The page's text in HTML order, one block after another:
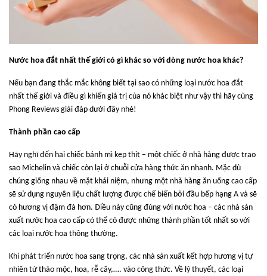
Nước hoa đắt nhất thế giới có gì khác so với dòng nước hoa khác?
Nếu bạn đang thắc mắc không biết tại sao có những loại nước hoa đắt
nhất thế giới và điều gì khiến giá trị của nó khác biệt như vậy thì hãy cùng
Phong Reviews giải đáp dưới đây nhé!
Thành phần cao cấp
Hãy nghĩ đến hai chiếc bánh mì kẹp thịt – một chiếc ở nhà hàng được trao
sao Michelin và chiếc còn lại ở chuỗi cửa hàng thức ăn nhanh. Mặc dù
chúng giống nhau về mặt khái niệm, nhưng một nhà hàng ăn uống cao cấp
sẽ sử dụng nguyên liệu chất lượng được chế biến bởi đầu bếp hạng A và sẽ
có hương vị đậm đà hơn. Điều này cũng đúng với nước hoa – các nhà sản
xuất nước hoa cao cấp có thể có được những thành phần tốt nhất so với
các loại nước hoa thông thường.
Khi phát triển nước hoa sang trọng, các nhà sản xuất kết hợp hương vị tự
nhiên từ thảo mộc, hoa, rễ cây,…. vào công thức. Về lý thuyết, các loại